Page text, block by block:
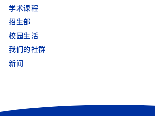
学术课程
招生部
校园生活
我们的社群
新闻